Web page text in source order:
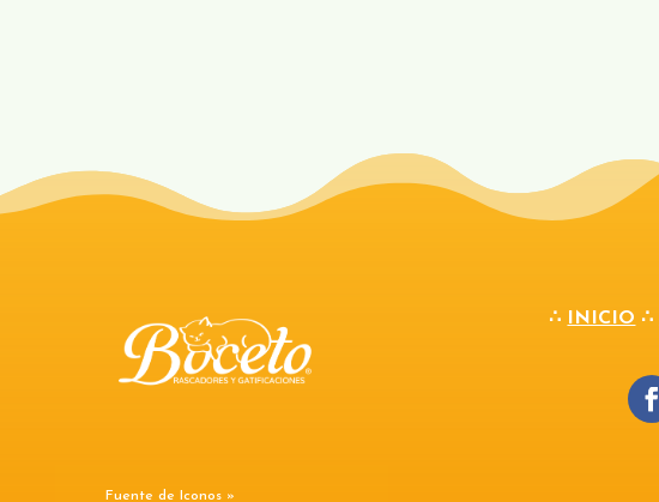
Fuente de Iconos »
∴ INICIO ∴